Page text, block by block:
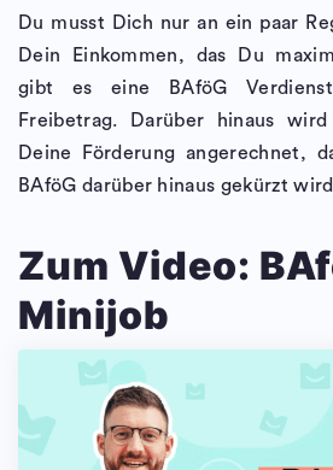
Du musst Dich nur an ein paar
Dein Einkommen, das Du
gibt es eine BAföG
Freibetrag. Darüber hinaus
Deine Förderung angerechnet,
BAföG darüber hinaus gekürzt
Zum Video:
Minijob